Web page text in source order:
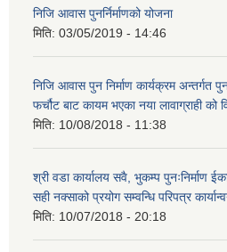
निजि आवास पुनर्निर्माणको योजना
मिति: 03/05/2019 - 14:46
निजि आवास पुन निर्माण कार्यक्रम अन्तर्गत
फर्चौट बाट कायम भएका नया लावाग्राही को
मिति: 10/08/2018 - 11:38
श्री वडा कार्यालय सवै, भुकम्प पुनःनिर्माण
सही नक्साको प्रयोग सम्वन्धि परिपत्र
मिति: 10/07/2018 - 20:18